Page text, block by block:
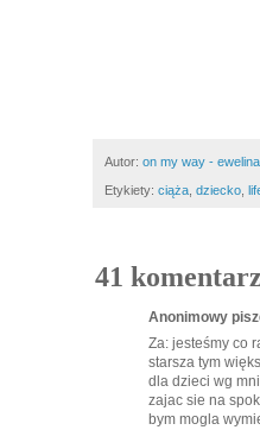
Autor: on my way -
Etykiety: ciąża dziecko
41
Anonimowy
Za: jesteśmy co
starsza tym
dla dzieci wg
zajac sie na
bym mogla